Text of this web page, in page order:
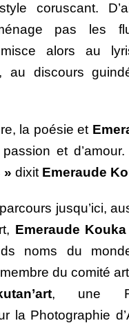
coruscant.
pas les
alors au
au discours
la poésie et
et d’amour.
» dixit Emeraude
jusqu’ici,
Emeraude Kouka
noms du
du comité
, une
la Photographie